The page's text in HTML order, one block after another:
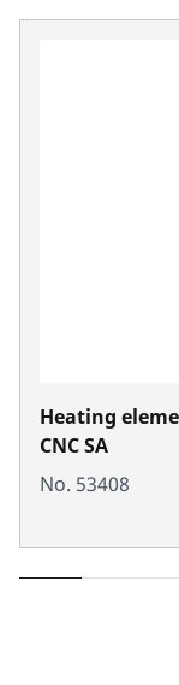
Heating
CNC SA
No. 53408